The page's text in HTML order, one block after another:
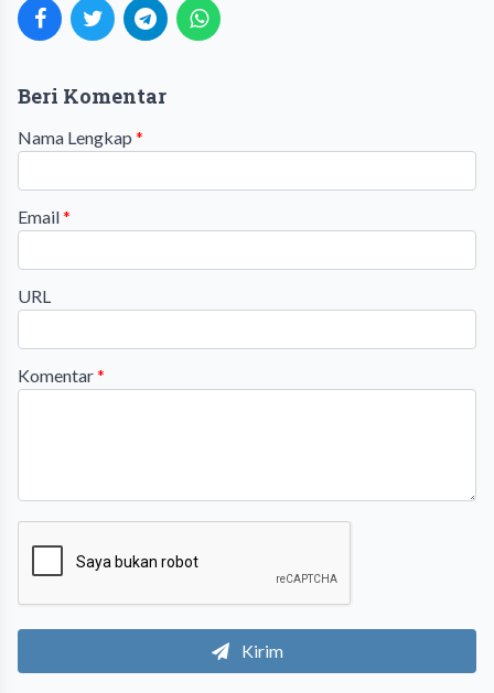
Beri Komentar
Nama Lengkap *
Email*
URL
Komentar*
Kirim